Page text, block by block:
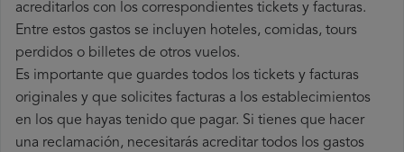
acreditarlos con los correspondientes tickets y facturas.
Entre estos gastos se incluyen hoteles, comidas, tours
perdidos o billetes de otros vuelos.
Es importante que guardes todos los tickets y facturas
originales y que solicites facturas a los establecimientos
en los que hayas tenido que pagar. Si tienes que hacer
una reclamación, necesitarás acreditar todos los gastos